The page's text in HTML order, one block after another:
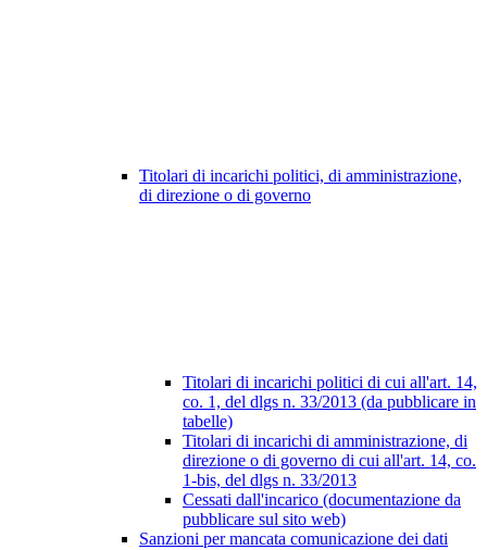
Titolari di incarichi politici, di amministrazione,
di direzione o di governo
Titolari di incarichi politici di cui all'art. 14,
co. 1, del dlgs n. 33/2013 (da pubblicare in
tabelle)
Titolari di incarichi di amministrazione, di
direzione o di governo di cui all'art. 14, co.
1-bis, del dlgs n. 33/2013
Cessati dall'incarico (documentazione da
pubblicare sul sito web)
Sanzioni per mancata comunicazione dei dati